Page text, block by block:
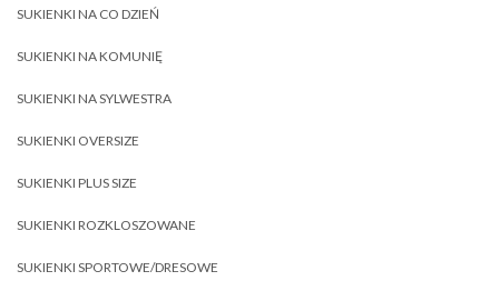
SUKIENKI NA CO DZIEŃ
SUKIENKI NA KOMUNIĘ
SUKIENKI NA SYLWESTRA
SUKIENKI OVERSIZE
SUKIENKI PLUS SIZE
SUKIENKI ROZKLOSZOWANE
SUKIENKI SPORTOWE/DRESOWE